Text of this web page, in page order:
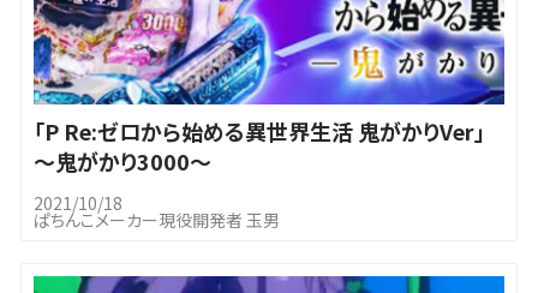
｢P Re:ゼロから始める異世界生活 鬼がかりVer」
～鬼がかり3000～
2021/10/18
ぱちんこメーカー現役開発者 玉男